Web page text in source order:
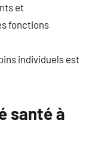
et
fonctions
individuels est
santé à